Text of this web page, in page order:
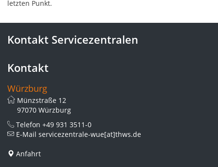
Kontakt Servicezentralen
Kontakt
Würzburg
Münzstraße 12
97070 Würzburg
Telefon +49 931 3511-0
E-Mail servicezentrale-wue[at]thws.de
Anfahrt